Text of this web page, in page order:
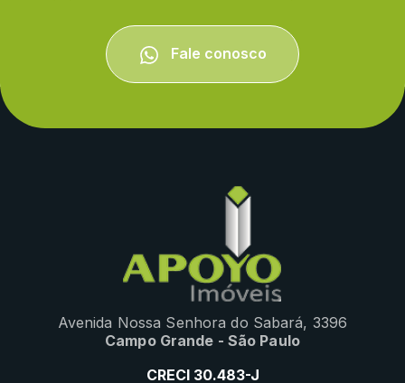
Fale conosco
Avenida Nossa Senhora do Sabará, 3396
Campo Grande - São Paulo
CRECI 30.483-J